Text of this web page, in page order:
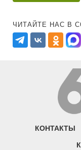
ЧИТАЙТЕ НАС В
КОНТАКТЫ